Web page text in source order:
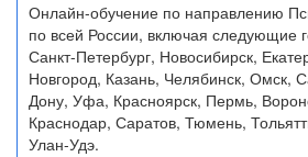
Онлайн-обучение по направлению
по всей России, включая следующие
Санкт-Петербург, Новосибирск,
Новгород, Казань, Челябинск, Омск,
Дону, Уфа, Красноярск, Пермь,
Краснодар, Саратов, Тюмень,
Улан-Удэ.